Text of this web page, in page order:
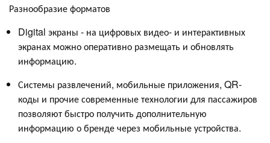
Разнообразие форматов
Digital экраны - на цифровых видео- и интерактивных
экранах можно оперативно размещать и обновлять
информацию.
Системы развлечений, мобильные приложения, QR-
коды и прочие современные технологии для пассажиров
позволяют быстро получить дополнительную
информацию о бренде через мобильные устройства.